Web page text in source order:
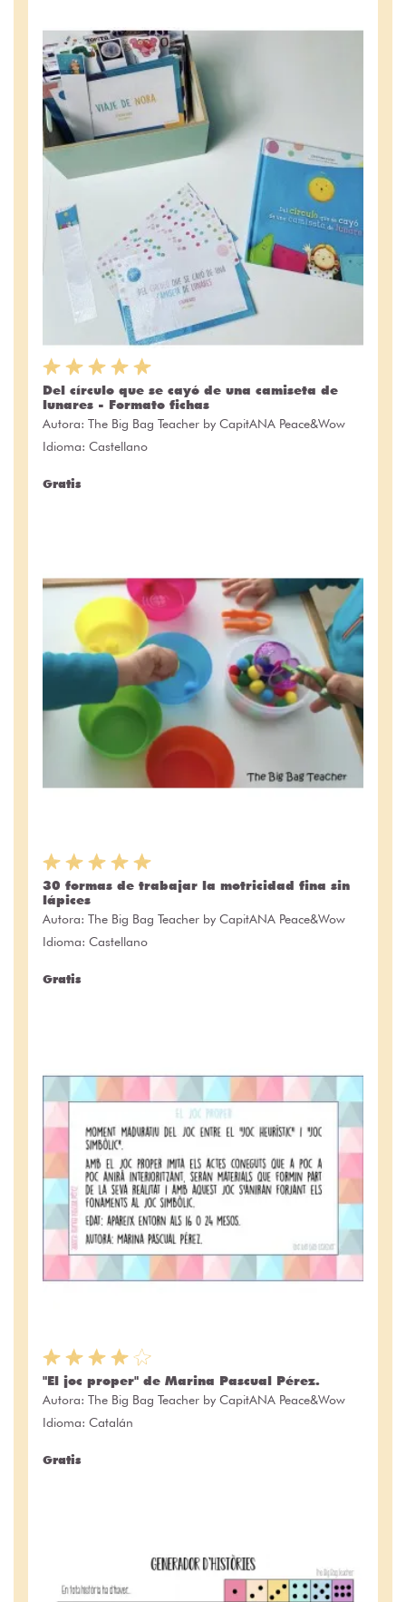
Del círculo que se cayó de una camiseta de
lunares - Formato fichas
Autora: The Big Bag Teacher by CapitANA Peace&Wow
Idioma: Castellano
Gratis
30 formas de trabajar la motricidad fina sin
lápices
Autora: The Big Bag Teacher by CapitANA Peace&Wow
Idioma: Castellano
Gratis
"El joc proper" de Marina Pascual Pérez.
Autora: The Big Bag Teacher by CapitANA Peace&Wow
Idioma: Catalán
Gratis